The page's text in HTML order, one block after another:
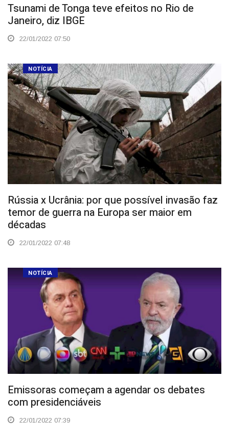
Tsunami de Tonga teve efeitos no Rio de
Janeiro, diz IBGE
22/01/2022 07:50
NOTÍCIA
Rússia x Ucrânia: por que possível invasão faz
temor de guerra na Europa ser maior em
décadas
22/01/2022 07:48
NOTÍCIA
Emissoras começam a agendar os debates
com presidenciáveis
22/01/2022 07:39